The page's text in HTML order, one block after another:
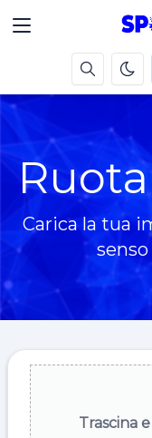
Carica la tua
Trascina